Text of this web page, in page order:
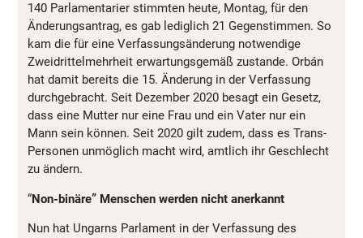
140 Parlamentarier stimmten heute, Montag, für den
Änderungsantrag, es gab lediglich 21 Gegenstimmen. So
kam die für eine Verfassungsänderung notwendige
Zweidrittelmehrheit erwartungsgemäß zustande. Orbán
hat damit bereits die 15. Änderung in der Verfassung
durchgebracht. Seit Dezember 2020 besagt ein Gesetz,
dass eine Mutter nur eine Frau und ein Vater nur ein
Mann sein können. Seit 2020 gilt zudem, dass es Trans-
Personen unmöglich macht wird, amtlich ihr Geschlecht
zu ändern.
“Non-binäre” Menschen werden nicht anerkannt
Nun hat Ungarns Parlament in der Verfassung des